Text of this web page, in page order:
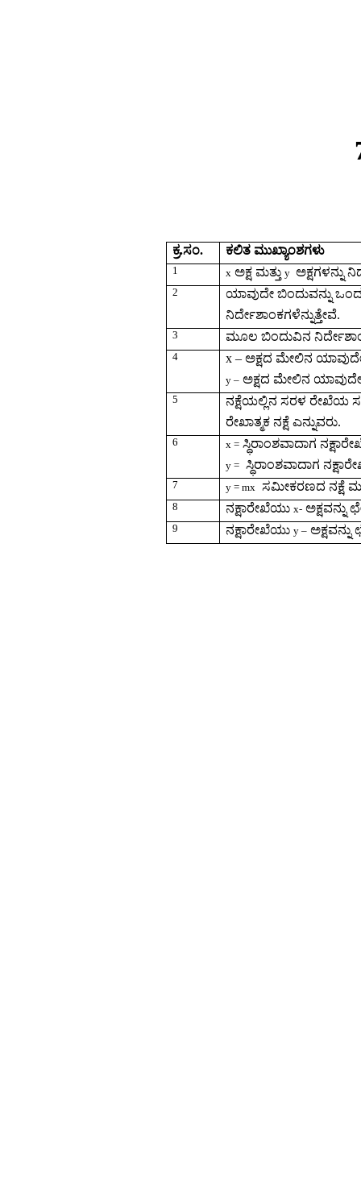
ಕ್ರ.ಸಂ. ಕಲಿತ ಮುಖ್ಯಾಂಶಗಳು
1 x ಅಕ್ಷ ಮತ್ತು y ಅಕ್ಷಗಳನ್ನು
2 ಯಾವುದೇ ಬಿಂದುವನ್ನು
ನಿರ್ದೇಶಾಂಕಗಳೆನ್ನುತ್ತೇವೆ.
3 ಮೂಲ ಬಿಂದುವಿನ
4 x – ಅಕ್ಷದ ಮೇಲಿನ
y – ಅಕ್ಷದ ಮೇಲಿನ ಯಾವುದೇ
5 ನಕ್ಷೆಯಲ್ಲಿನ ಸರಳ ರೇಖೆಯ
ರೇಖಾತ್ಮಕ ನಕ್ಷೆ ಎನ್ನುವರು.
6 x = ಸ್ಧಿರಾಂಶವಾದಾಗ
y = ಸ್ಧಿರಾಂಶವಾದಾಗ
7 y = mx ಸಮೀಕರಣದ ನಕ್ಷೆ
8 ನಕ್ಷಾರೇಖೆಯು x- ಅಕ್ಷವನ್ನು
9 ನಕ್ಷಾರೇಖೆಯು y – ಅಕ್ಷವನ್ನು